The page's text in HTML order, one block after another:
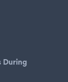
During